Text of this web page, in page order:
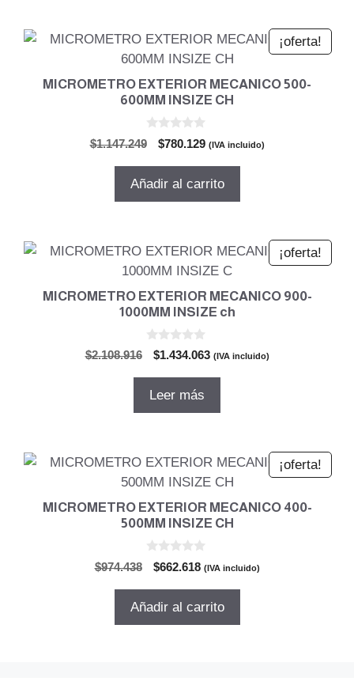
¡oferta!
MICROMETRO EXTERIOR MECANICO 500-
600MM INSIZE CH
0
d
$1.147.249
El
original
$780.129El
actual
(IVA incluido)
Añadir al carrito
¡oferta!
MICROMETRO EXTERIOR MECANICO 900-
1000MM INSIZE ch
$2.108.916
El
original
$1.434.063El(IVA incluido)
Leer más
¡oferta!
MICROMETRO EXTERIOR MECANICO 400-
500MM INSIZE CH
$974.438
El
original
$662.618El
actual
(IVA incluido)
Añadir al carrito